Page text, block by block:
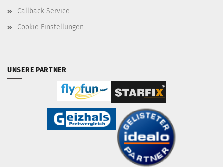
Callback Service
Cookie Einstellungen
UNSERE PARTNER